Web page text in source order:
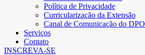
Política de Privacidade
Curricularização da Extensão
Canal de Comunicação do DPO
Serviços
Contato
INSCREVA-SE